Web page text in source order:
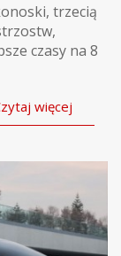
trzecią
czasy na 8
więcej